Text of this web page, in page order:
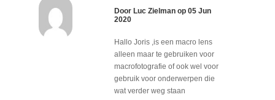
DoorLuc Zielmanop 05 Jun
2020
Hallo Joris ,is een macro lens
alleen maar te gebruiken voor
macrofotografie of ook wel voor
gebruik voor onderwerpen die
wat verder weg staan